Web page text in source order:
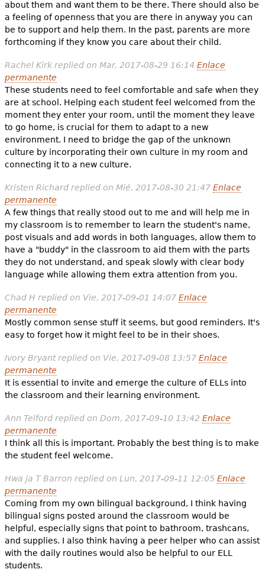
about them and want them to be there. There should also be
a feeling of openness that you are there in anyway you can
be to support and help them. In the past, parents are more
forthcoming if they know you care about their child.
Rachel Kirkreplied on Mar, 2017-08-29 16:14 Enlace
permanente
These students need to feel comfortable and safe when they
are at school. Helping each student feel welcomed from the
moment they enter your room, until the moment they leave
to go home, is crucial for them to adapt to a new
environment. I need to bridge the gap of the unknown
culture by incorporating their own culture in my room and
connecting it to a new culture.
Kristen Richardreplied on Mié, 2017-08-30 21:47 Enlace
permanente
A few things that really stood out to me and will help me in
my classroom is to remember to learn the student's name,
post visuals and add words in both languages, allow them to
have a "buddy" in the classroom to aid them with the parts
they do not understand, and speak slowly with clear body
language while allowing them extra attention from you.
Chad H replied on Vie, 2017-09-01 14:07 Enlace
permanente
Mostly common sense stuff it seems, but good reminders. It's
easy to forget how it might feel to be in their shoes.
Ivory Bryantreplied on Vie, 2017-09-08 13:57 Enlace
permanente
It is essential to invite and emerge the culture of ELLs into
the classroom and their learning environment.
Ann Telfordreplied on Dom, 2017-09-10 13:42 Enlace
permanente
I think all this is important. Probably the best thing is to make
the student feel welcome.
Hwa ja T Barron replied on Lun, 2017-09-11 12:05 Enlace
permanente
Coming from my own bilingual background, I think having
bilingual signs posted around the classroom would be
helpful, especially signs that point to bathroom, trashcans,
and supplies. I also think having a peer helper who can assist
with the daily routines would also be helpful to our ELL
students.